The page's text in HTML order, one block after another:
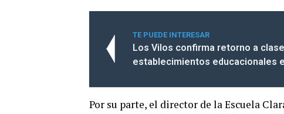
TE PUEDE INTERESAR
Los Vilos confirma retorno a
establecimientos educacionales
Por su parte, el director de la Escuela